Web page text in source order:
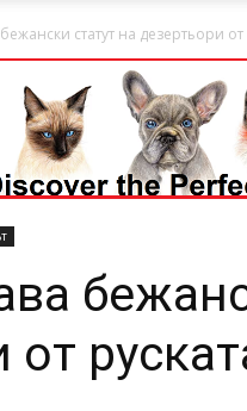
статут на дезертьори
от